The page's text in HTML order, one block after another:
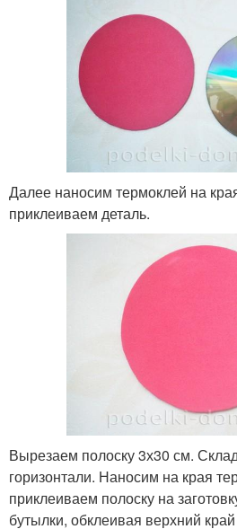
Далее наносим термоклей на
приклеиваем деталь.
Вырезаем полоску 3х30 см.
горизонтали. Наносим на края
приклеиваем полоску на
бутылки, обклеивая верхний